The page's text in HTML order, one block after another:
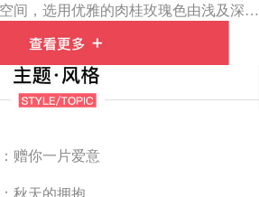
灵感源自埃舍尔的艺术空间，选用优雅的肉桂玫瑰色由浅及深层层浸润，尽显复古柔情。婚礼以解构主义的风格，呈现不规则几何形状多种角度的拼合，带来丰富的视觉层次。